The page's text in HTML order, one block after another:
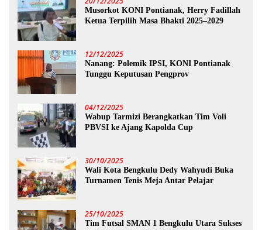
Musorkot KONI Pontianak, Herry Fadillah
Ketua Terpilih Masa Bhakti 2025–2029
12/12/2025
Nanang: Polemik IPSI, KONI Pontianak
Tunggu Keputusan Pengprov
04/12/2025
Wabup Tarmizi Berangkatkan Tim Voli
PBVSI ke Ajang Kapolda Cup
30/10/2025
Wali Kota Bengkulu Dedy Wahyudi Buka
Turnamen Tenis Meja Antar Pelajar
25/10/2025
Tim Futsal SMAN 1 Bengkulu Utara Sukses